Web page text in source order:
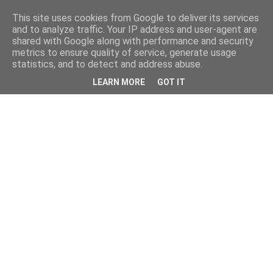
This site uses cookies from Google to deliver its services
and to analyze traffic. Your IP address and user-agent are
shared with Google along with performance and security
metrics to ensure quality of service, generate usage
statistics, and to detect and address abuse.
LEARN MORE GOT IT